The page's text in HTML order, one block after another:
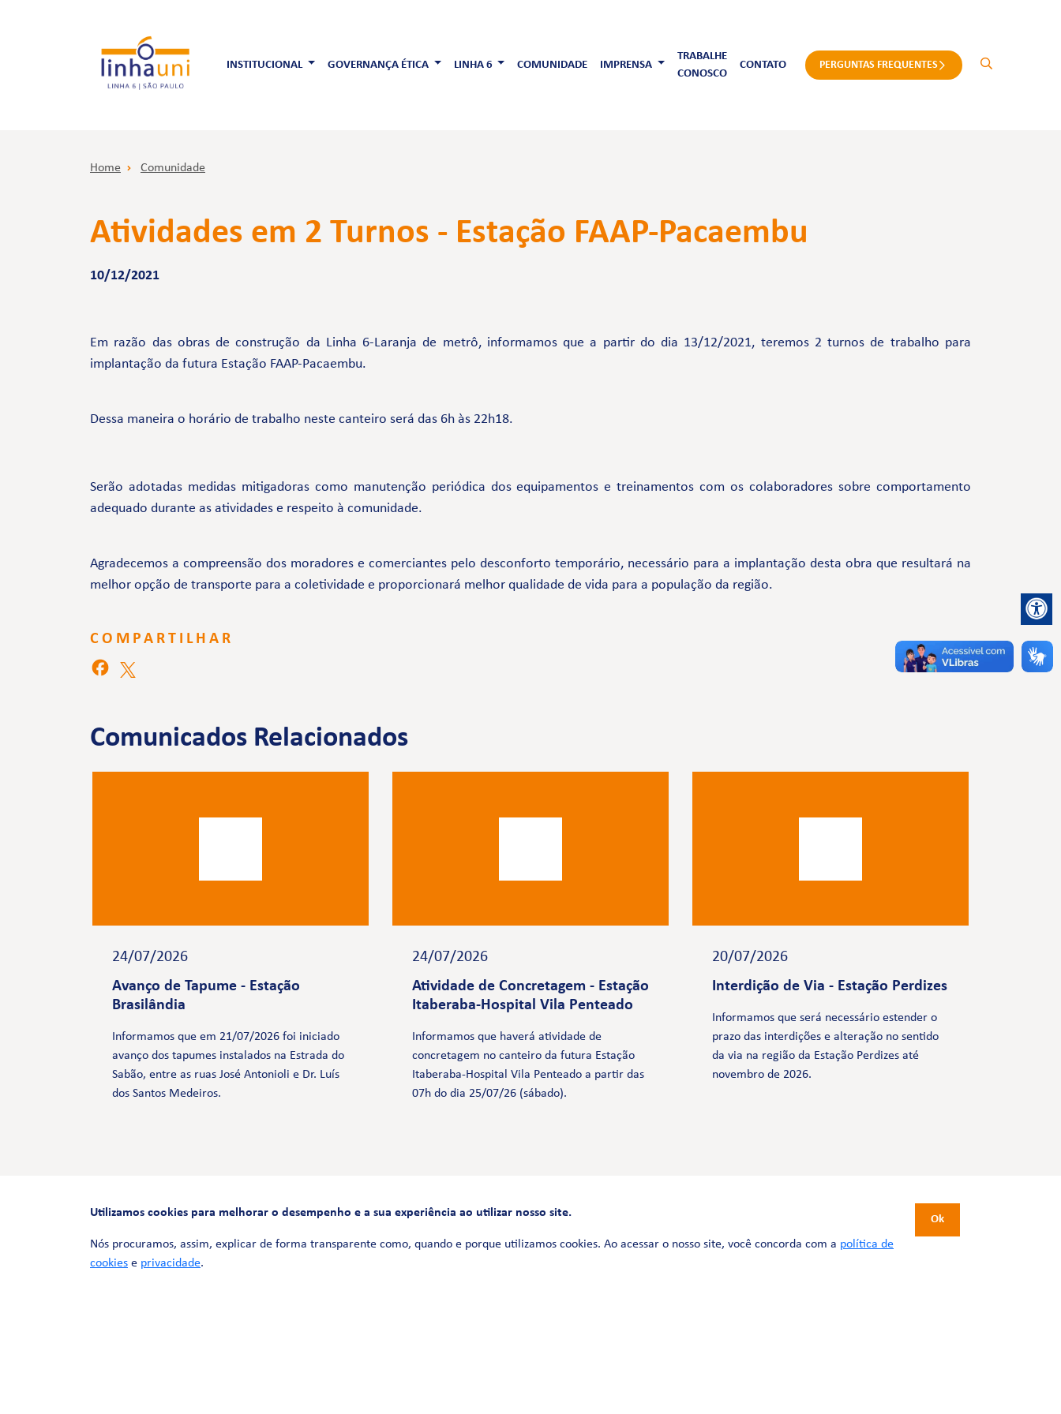
INSTITUCIONAL GOVERNANÇA ÉTICA LINHA 6 COMUNIDADE IMPRENSA
TRABALHE
CONOSCO
CONTATO PERGUNTAS FREQUENTES
Home Comunidade
Atividades em 2 Turnos - Estação FAAP-Pacaembu
10/12/2021
Em razão das obras de construção da Linha 6-Laranja de metrô, informamos que a partir do dia 13/12/2021, teremos 2 turnos de trabalho para
implantação da futura Estação FAAP-Pacaembu.
Dessa maneira o horário de trabalho neste canteiro será das 6h às 22h18.
Serão adotadas medidas mitigadoras como manutenção periódica dos equipamentos e treinamentos com os colaboradores sobre comportamento
adequado durante as atividades e respeito à comunidade.
Agradecemos a compreensão dos moradores e comerciantes pelo desconforto temporário, necessário para a implantação desta obra que resultará na
melhor opção de transporte para a coletividade e proporcionará melhor qualidade de vida para a população da região.
COMPARTILHAR
Comunicados Relacionados
24/07/2026
Avanço de Tapume - Estação
Brasilândia
Informamos que em 21/07/2026 foi iniciado
avanço dos tapumes instalados na Estrada do
Sabão, entre as ruas José Antonioli e Dr. Luís
dos Santos Medeiros.
24/07/2026
Atividade de Concretagem - Estação
Itaberaba-Hospital Vila Penteado
Informamos que haverá atividade de
concretagem no canteiro da futura Estação
Itaberaba-Hospital Vila Penteado a partir das
07h do dia 25/07/26 (sábado).
20/07/2026
Interdição de Via - Estação Perdizes
Informamos que será necessário estender o
prazo das interdições e alteração no sentido
da via na região da Estação Perdizes até
novembro de 2026.
FALE CONOSCO
0800 580 3172
Utilizamos cookies para melhorar o desempenho e a sua experiência ao utilizar nosso site.
Nós procuramos, assim, explicar de forma transparente como, quando e porque utilizamos cookies. Ao acessar o nosso site, você concorda com a política de
cookies e privacidade.
Ok